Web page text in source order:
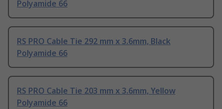
Polyamide 66
RS PRO Cable Tie 292 mm x 3.6mm, Black
Polyamide 66
RS PRO Cable Tie 203 mm x 3.6mm, Yellow
Polyamide 66